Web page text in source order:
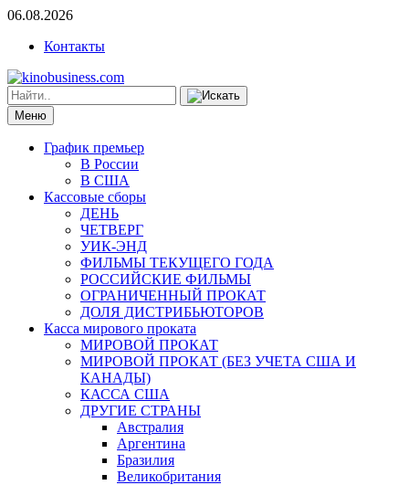
06.08.2026
Контакты
Меню
График премьер
В России
В США
Кассовые сборы
ДЕНЬ
ЧЕТВЕРГ
УИК-ЭНД
ФИЛЬМЫ ТЕКУЩЕГО ГОДА
РОССИЙСКИЕ ФИЛЬМЫ
ОГРАНИЧЕННЫЙ ПРОКАТ
ДОЛЯ ДИСТРИБЬЮТОРОВ
Касса мирового проката
МИРОВОЙ ПРОКАТ
МИРОВОЙ ПРОКАТ (БЕЗ УЧЕТА США И
КАНАДЫ)
КАССА США
ДРУГИЕ СТРАНЫ
Австралия
Аргентина
Бразилия
Великобритания